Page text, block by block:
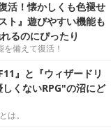
活！懐かしくも色褪せ
ト』遊びやすい機能も
るのにぴったり
備えて復活！
』と『ウィザードリ
くないRPG"の沼にど
は。